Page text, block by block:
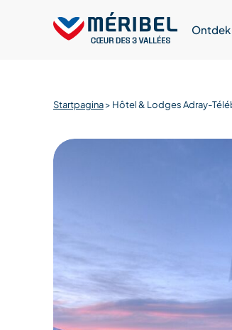
Ontdek
Startpagina> Hôtel & Lodges Adray-